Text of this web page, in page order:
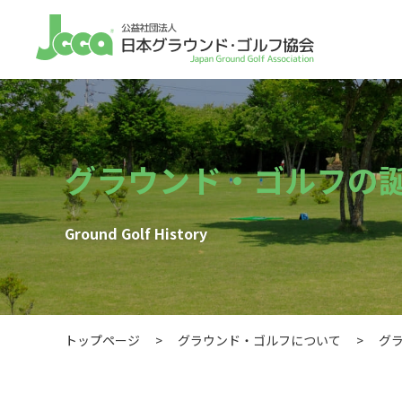
グラウンド・ゴルフの
Ground Golf History
トップページ > グラウンド・ゴルフについて > グ